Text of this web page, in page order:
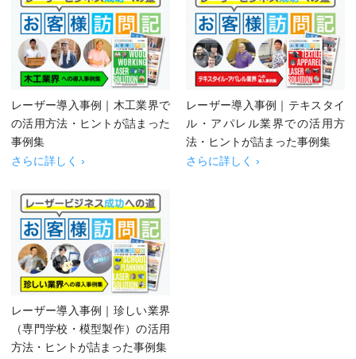
レーザー導入事例｜木工業界で
の活用方法・ヒントが詰まった
事例集
さらに詳しく ›
レーザー導入事例｜テキスタイ
ル・アパレル業界での活用方
法・ヒントが詰まった事例集
さらに詳しく ›
レーザー導入事例｜珍しい業界
（専門学校・模型製作）の活用
方法・ヒントが詰まった事例集